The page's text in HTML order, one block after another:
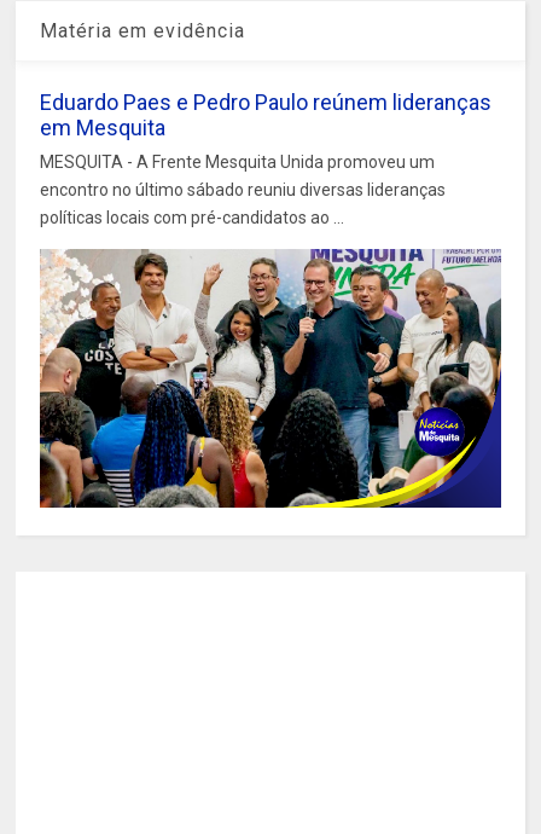
Matéria em evidência
Eduardo Paes e Pedro Paulo reúnem lideranças
em Mesquita
MESQUITA - A Frente Mesquita Unida promoveu um
encontro no último sábado reuniu diversas lideranças
políticas locais com pré-candidatos ao ...